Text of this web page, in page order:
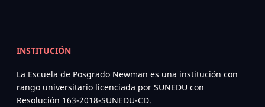
INSTITUCIÓN
La Escuela de Posgrado Newman es una institución con
rango universitario licenciada por SUNEDU con
Resolución 163-2018-SUNEDU-CD.